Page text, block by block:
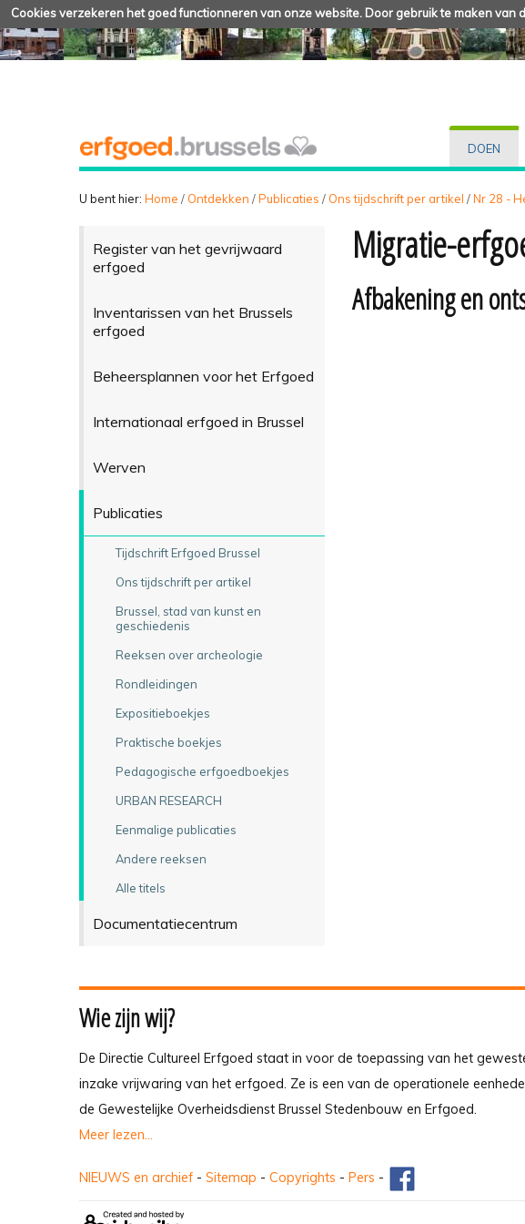
Cookies verzekeren het goed functionneren van onze website. Door gebruik te maken van
DOEN
U bent hier: Home / Ontdekken /Publicaties / Ons tijdschrift per artikel /Nr 28 -
Register van het gevrijwaard
erfgoed
Inventarissen van het Brussels
erfgoed
Beheersplannen voor het Erfgoed
Internationaal erfgoed in Brussel
Werven
Publicaties
Tijdschrift Erfgoed Brussel
Ons tijdschrift per artikel
Brussel, stad van kunst en
geschiedenis
Reeksen over archeologie
Rondleidingen
Expositieboekjes
Praktische boekjes
Pedagogische erfgoedboekjes
URBAN RESEARCH
Eenmalige publicaties
Andere reeksen
Alle titels
Documentatiecentrum
Migratie-
Afbakening en
Wie zijn wij?
De Directie Cultureel Erfgoed staat in voor de toepassing van het
inzake vrijwaring van het erfgoed. Ze is een van de operationele
de Gewestelijke Overheidsdienst Brussel Stedenbouw en Erfgoed.
Meer lezen...
NIEUWS en archief - Sitemap - Copyrights - Pers -